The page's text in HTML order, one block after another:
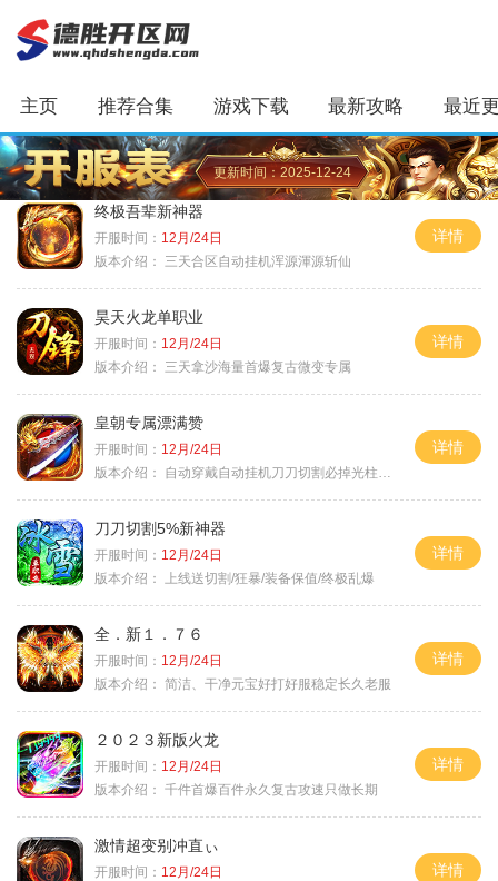
主页 推荐合集 游戏下载 最新攻略 最近
更新时间：2025-12-24
终极吾辈新神器
开服时间： 12月/24日
版本介绍：
三天合区自动挂机浑源渾源斩仙
详情
昊天火龙单职业
开服时间： 12月/24日
版本介绍：
三天拿沙海量首爆复古微变专属
详情
皇朝专属漂满赞
开服时间： 12月/24日
版本介绍：
自动穿戴自动挂机刀刀切割必掉光柱自动
详情
刀刀切割5%新神器
开服时间： 12月/24日
版本介绍：
上线送切割/狂暴/装备保值/终极乱爆
详情
全．新１．７６
开服时间： 12月/24日
版本介绍： 简洁、干净元宝好打好服稳定长久老服
详情
２０２３新版火龙
开服时间： 12月/24日
版本介绍： 千件首爆百件永久复古攻速只做长期
详情
激情超变别冲直ぃ
开服时间： 12月/24日
详情